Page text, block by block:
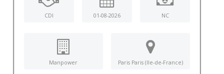
CDI 01-08-2026 NC
Manpower Paris Paris (Ile-de-France)